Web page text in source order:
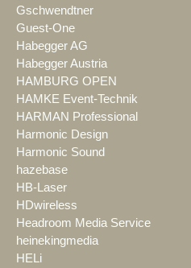
Gschwendtner
Guest-One
Habegger AG
Habegger Austria
HAMBURG OPEN
HAMKE Event-Technik
HARMAN Professional
Harmonic Design
Harmonic Sound
hazebase
HB-Laser
HDwireless
Headroom Media Service
heinekingmedia
HELi